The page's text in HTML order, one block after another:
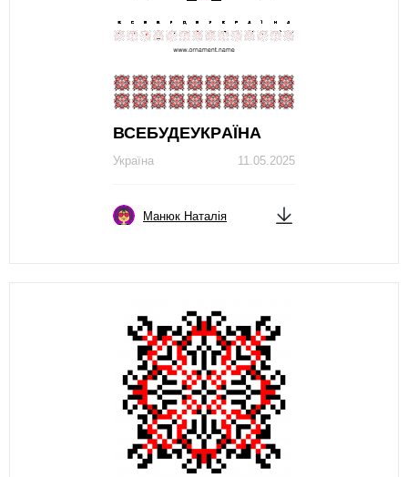
ВСЕБУДЕУКРAЇНA
11.05.2025
Україна
Манюк Наталія